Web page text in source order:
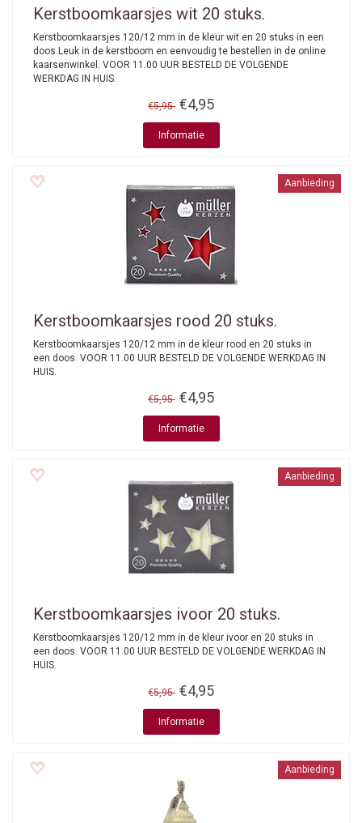
Kerstboomkaarsjes wit 20 stuks.
Kerstboomkaarsjes 120/12 mm in de kleur wit en 20 stuks in een
doos.Leuk in de kerstboom en eenvoudig te bestellen in de online
kaarsenwinkel. VOOR 11.00 UUR BESTELD DE VOLGENDE
WERKDAG IN HUIS.
€5,95 €4,95
Informatie
Aanbieding
Kerstboomkaarsjes rood 20 stuks.
Kerstboomkaarsjes 120/12 mm in de kleur rood en 20 stuks in
een doos. VOOR 11.00 UUR BESTELD DE VOLGENDE WERKDAG IN
HUIS.
€5,95 €4,95
Informatie
Aanbieding
Kerstboomkaarsjes ivoor 20 stuks.
Kerstboomkaarsjes 120/12 mm in de kleur ivoor en 20 stuks in
een doos. VOOR 11.00 UUR BESTELD DE VOLGENDE WERKDAG IN
HUIS.
€5,95 €4,95
Informatie
Aanbieding